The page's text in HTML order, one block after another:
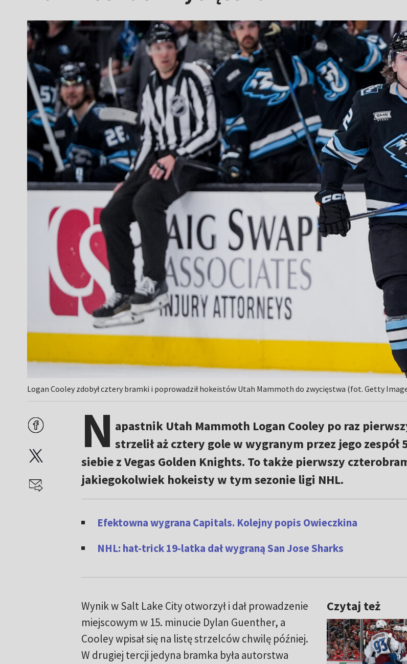
Logan Cooley zdobył cztery bramki i poprowadził hokeistów Utah Mammoth do zwycięstwa (fot. Getty
N apastnik Utah Mammoth Logan Cooley po raz
strzelił aż cztery gole w wygranym przez jego zespół
siebie z Vegas Golden Knights. To także pierwszy
jakiegokolwiek hokeisty w tym sezonie ligi NHL.
Efektowna wygrana Capitals. Kolejny popis Owieczkina
NHL: hat-trick 19-latka dał wygraną San Jose Sharks
Czytaj też
Wynik w Salt Lake City otworzył i dał prowadzenie
miejscowym w 15. minucie Dylan Guenther, a
Cooley wpisał się na listę strzelców chwilę później.
W drugiej tercji jedyna bramka była autorstwa